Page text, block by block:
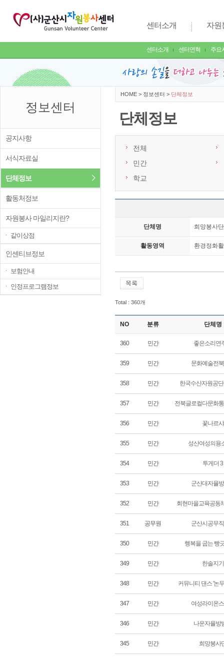
센터소개
센터소개 센터연혁 주요
자원
정보센터
공지사항
서식자료실
단체정보
활동처정보
자원봉사 마일리지란?
ㆍ 같이상점
인센티브정보
ㆍ 보험안내
ㆍ 인정프로그램정보
HOME > 정보센터 > 단체정보
단체정보
전체
민간
학교
단체명 희망봉사단
활동영역 환경정화
Total : 360개
NO 분류 단체명
360 민간 좋은소리연
359 민간 문화예술전
358 민간 한국수산자원공
357 민간 전북글로컬다문화
356 민간 꽃나르샤
355 민간 성산여성의용
354 민간 투게더 3
353 민간 군산대자율
352 민간 회현마을교육공동
351 공무원 군산시공무
350 민간 행복을 굽는 빵
349 민간 한솔지기
348 민간 커뮤니티 댄스 '논
347 민간 여성라이온
346 민간 나운자율방
345 민간 희망봉사